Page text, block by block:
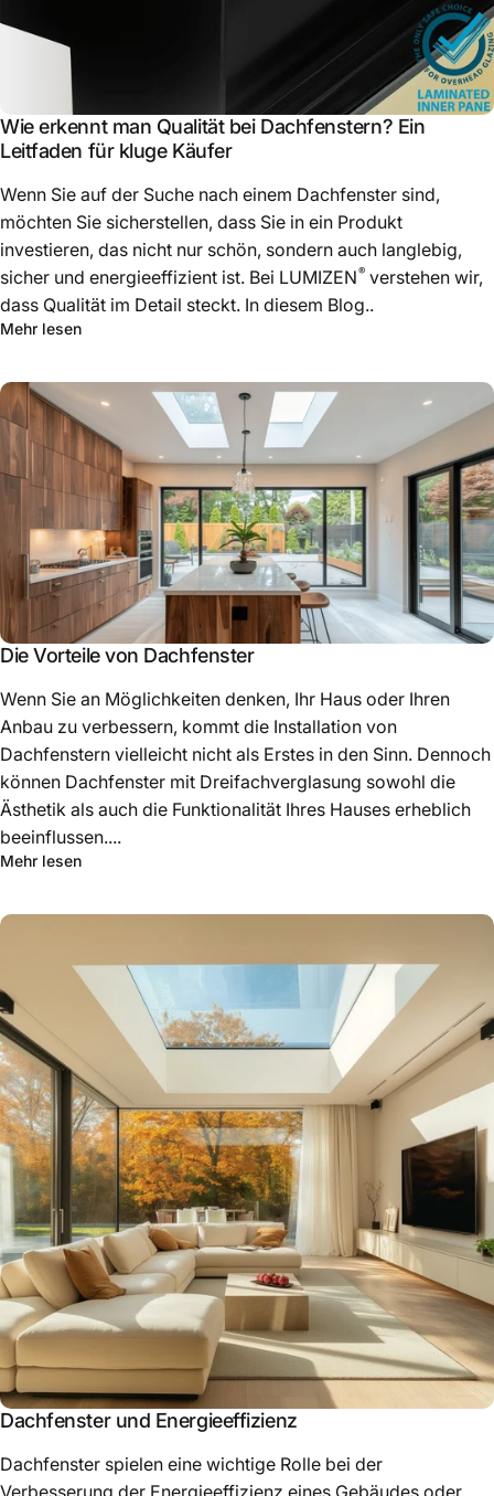
Wie erkennt man Qualität bei Dachfenstern? Ein
Leitfaden für kluge Käufer
Wenn Sie auf der Suche nach einem Dachfenster sind,
möchten Sie sicherstellen, dass Sie in ein Produkt
investieren, das nicht nur schön, sondern auch langlebig,
sicher und energieeffizient ist. Bei LUMIZEN® verstehen wir,
dass Qualität im Detail steckt. In diesem Blog..
Mehr lesen
Die Vorteile von Dachfenster
Wenn Sie an Möglichkeiten denken, Ihr Haus oder Ihren
Anbau zu verbessern, kommt die Installation von
Dachfenstern vielleicht nicht als Erstes in den Sinn. Dennoch
können Dachfenster mit Dreifachverglasung sowohl die
Ästhetik als auch die Funktionalität Ihres Hauses erheblich
beeinflussen....
Mehr lesen
Dachfenster und Energieeffizienz
Dachfenster spielen eine wichtige Rolle bei der
Verbesserung der Energieeffizienz eines Gebäudes oder